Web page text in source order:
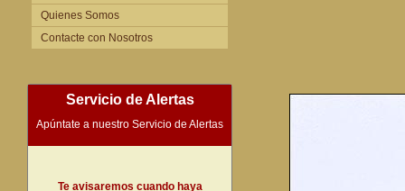
Quienes Somos
Contacte con Nosotros
Servicio de Alertas
Apúntate a nuestro Servicio de Alertas
Te avisaremos cuando haya